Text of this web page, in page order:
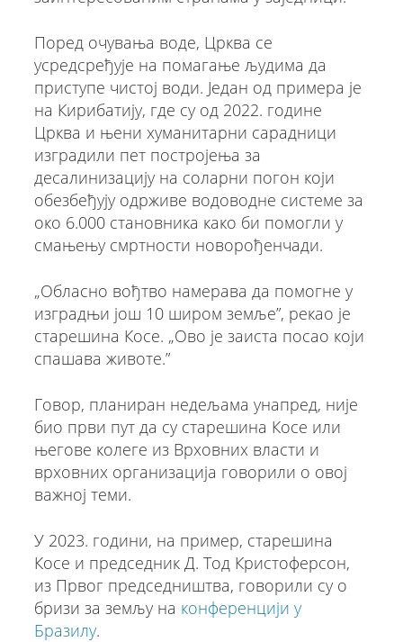
Поред очувања воде, Црква се
усредсређује на помагање људима да
приступе чистој води. Један од примера је
на Кирибатију, где су од 2022. године
Црква и њени хуманитарни сарадници
изградили пет постројења за
десалинизацију на соларни погон који
обезбеђују одрживе водоводне системе за
око 6.000 становника како би помогли у
смањењу смртности новорођенчади.
„Обласно вођтво намерава да помогне у
изградњи још 10 широм земље”, рекао је
старешина Косе. „Ово је заиста посао који
спашава животе.”
Говор, планиран недељама унапред, није
био први пут да су старешина Косе или
његове колеге из Врховних власти и
врховних организација говорили о овој
важној теми.
У 2023. години, на пример, старешина
Косе и председник Д. Тод Кристоферсон,
из Првог председништва, говорили су о
бризи за земљу на конференцији у
Бразилу.